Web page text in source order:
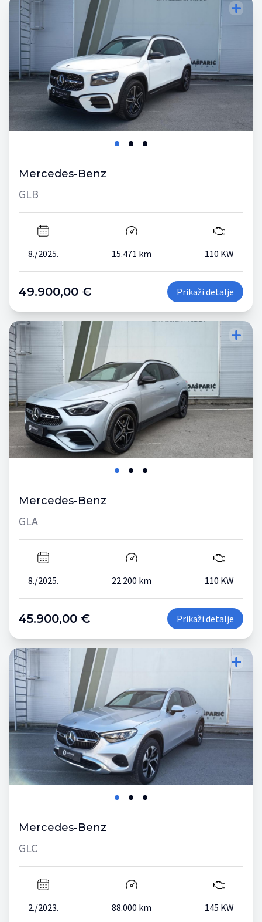
Mercedes-Benz
GLB
8./2025. 15.471 km 110 KW
49.900,00 € Prikaži detalje
Mercedes-Benz
GLA
8./2025. 22.200 km 110 KW
45.900,00 € Prikaži detalje
Mercedes-Benz
GLC
2./2023. 88.000 km 145 KW